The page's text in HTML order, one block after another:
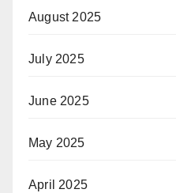
August 2025
July 2025
June 2025
May 2025
April 2025